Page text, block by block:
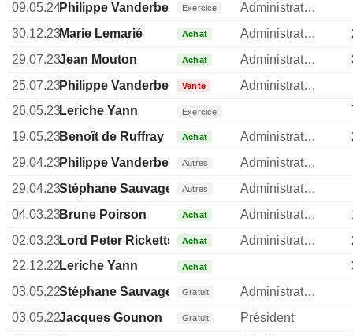
09.05.24Philippe Vanderbec Exercice
Administrateur
30.12.23Marie Lemarié Achat Administrateur
29.07.23Jean Mouton Achat Administrateur
25.07.23Philippe Vanderbec Vente
Administrateur
26.05.23Leriche Yann Exercice
19.05.23Benoît de Ruffray Achat Administrateur
29.04.23Philippe Vanderbec Autres
Administrateur
29.04.23Stéphane Sauvage Autres
Administrateur
04.03.23Brune Poirson Achat Administrateur
02.03.23Lord Peter Ricketts of Shortlands
Achat Administrateur
22.12.22Leriche Yann Achat
03.05.22Stéphane Sauvage Gratuit
Administrateur
03.05.22Jacques Gounon Gratuit
Président